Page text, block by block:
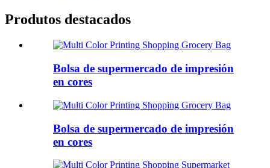
Produtos destacados
Bolsa de supermercado de impresión
en cores
Bolsa de supermercado de impresión
en cores